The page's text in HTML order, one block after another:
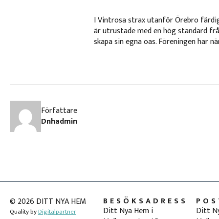
I Vintrosa strax utanför Örebro
är utrustade med en hög standard
skapa sin egna oas. Föreningen har
Författare
Dnhadmin
© 2026 DITT NYA HEM
Quality byDigitalpartner
BESÖKSADRESS
Ditt Nya Hem i
Ditt